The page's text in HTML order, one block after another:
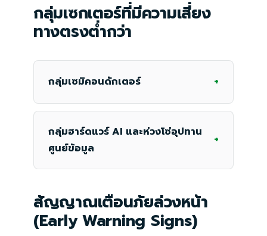
กลุ่มเซกเตอร์ที่มีความเสี่ยง
ทางตรงต่ำกว่า
กลุ่มเซมิคอนดักเตอร์ +
กลุ่มฮาร์ดแวร์ AI และห่วงโซ่อุปทาน
ศูนย์ข้อมูล
+
สัญญาณเตือนภัยล่วงหน้า
(Early Warning Signs)